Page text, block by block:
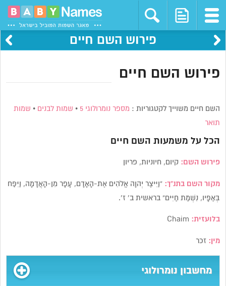
פירוש השם חיים
פירוש השם חיים
השם חיים משוייך לקטגוריות : מספר נומרולוגי 5 • שמות לבנים • שמות
תואר
הכל על משמעות השם חיים
פירוש השם:קיום, חיוניות, פריון
מקור השם בתנ”ך:“וַיִּיצֶר יְהוָה אֱלֹהִים אֶת-הָאָדָם, עָפָר מִן-הָאֲדָמָה, וַיִּפַּח
בְּאַפָּיו, נִשְׁמַת חַיִּים” בראשית ב’ ז’.
בלועזית:
מין: זכר
מחשבון נומרולוגי